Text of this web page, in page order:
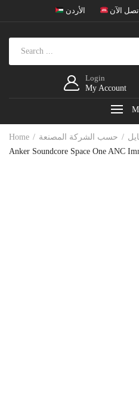
الأردن اتصل الآن
Login
My Account
Home حسب الشركة المصنعة
Anker Soundcore Space One ANC